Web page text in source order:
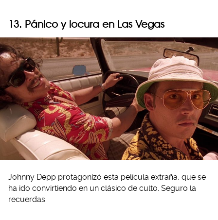
13. Pánico y locura en Las Vegas
Johnny Depp protagonizó esta película extraña, que se
ha ido convirtiendo en un clásico de culto. Seguro la
recuerdas.